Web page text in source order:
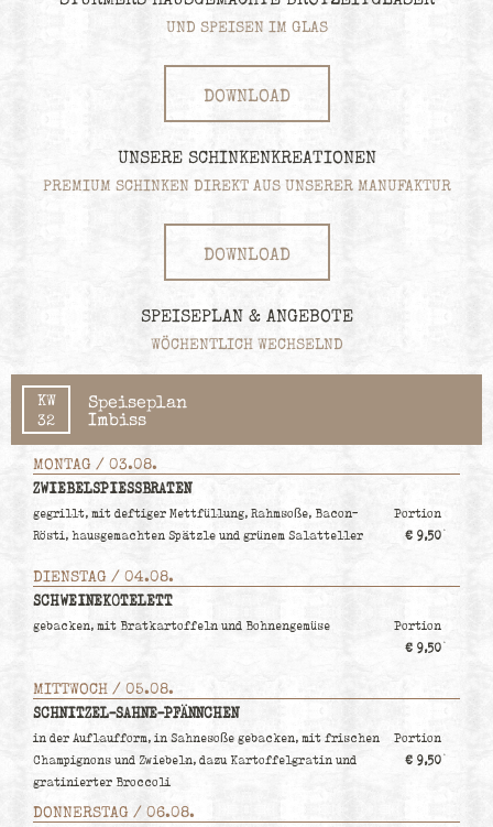
UND SPEISEN IM GLAS
DOWNLOAD
UNSERE SCHINKENKREATIONEN
PREMIUM SCHINKEN DIREKT AUS UNSERER MANUFAKTUR
DOWNLOAD
SPEISEPLAN & ANGEBOTE
WÖCHENTLICH WECHSELND
KW
32
Speiseplan
Imbiss
MONTAG / 03.08.
ZWIEBELSPIESSBRATEN
gegrillt, mit deftiger Mettfüllung, Rahmsoße, Bacon-
Rösti, hausgemachten Spätzle und grünem Salatteller
Portion
€ 9,50
DIENSTAG / 04.08.
SCHWEINEKOTELETT
gebacken, mit Bratkartoffeln und Bohnengemüse
Portion
€ 9,50
MITTWOCH / 05.08.
SCHNITZEL-SAHNE-PFÄNNCHEN
in der Auflaufform, in Sahnesoße gebacken, mit frischen
Champignons und Zwiebeln, dazu Kartoffelgratin und
gratinierter Broccoli
Portion
€ 9,50
DONNERSTAG / 06.08.